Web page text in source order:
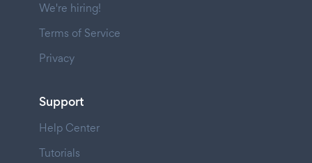
We're hiring!
Terms of Service
Privacy
Support
Help Center
Tutorials